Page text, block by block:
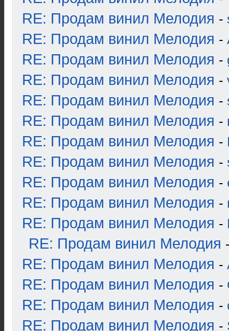
RE: Продам винил Мелодия -
RE: Продам винил Мелодия -
RE: Продам винил Мелодия -
RE: Продам винил Мелодия -
RE: Продам винил Мелодия -
RE: Продам винил Мелодия -
RE: Продам винил Мелодия -
RE: Продам винил Мелодия -
RE: Продам винил Мелодия -
RE: Продам винил Мелодия -
RE: Продам винил Мелодия -
RE: Продам винил Мелодия
RE: Продам винил Мелодия -
RE: Продам винил Мелодия -
RE: Продам винил Мелодия -
RE: Продам винил Мелодия -